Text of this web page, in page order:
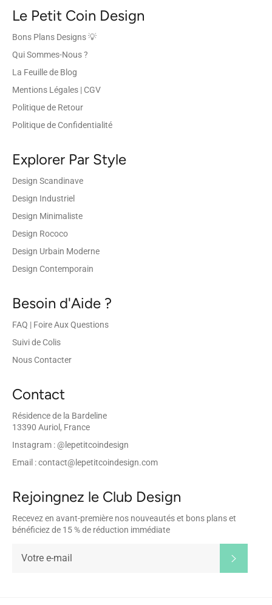
Le Petit Coin Design
Bons Plans Designs 💡
Qui Sommes-Nous ?
La Feuille de Blog
Mentions Légales | CGV
Politique de Retour
Politique de Confidentialité
Explorer Par Style
Design Scandinave
Design Industriel
Design Minimaliste
Design Rococo
Design Urbain Moderne
Design Contemporain
Besoin d'Aide ?
FAQ | Foire Aux Questions
Suivi de Colis
Nous Contacter
Contact
Résidence de la Bardeline
13390 Auriol, France
Instagram : @lepetitcoindesign
Email : contact@lepetitcoindesign.com
Rejoingnez le Club Design
Recevez en avant-première nos nouveautés et bons plans et
bénéficiez de 15 % de réduction immédiate